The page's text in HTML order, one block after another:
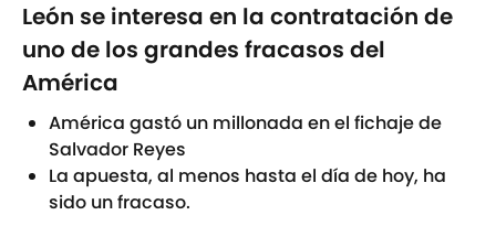
León se interesa en la contratación de
uno de los grandes fracasos del
América
América gastó un millonada en el fichaje de
Salvador Reyes
La apuesta, al menos hasta el día de hoy, ha
sido un fracaso.